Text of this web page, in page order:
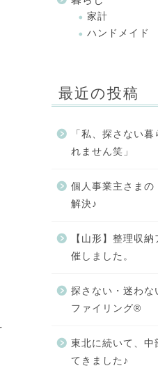
家計
ハンドメイド
最近の投稿
「私、探さない
れません笑」
個人事業主さまの
解決♪
【山形】整理収
催しました。
探さない・迷わな
ファイリング®
東北に続いて、中
てきました♪